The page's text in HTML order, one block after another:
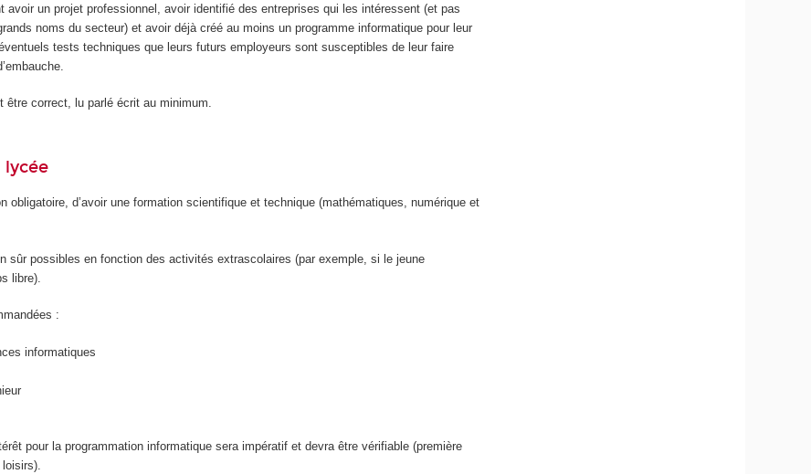
avoir un projet professionnel, avoir identifié des entreprises qui les intéressent (et pas
noms du secteur) et avoir déjà créé au moins un programme informatique pour leur
tests techniques que leurs futurs employeurs sont susceptibles de leur faire
être correct, lu parlé écrit au minimum.
lycée
obligatoire, d’avoir une formation scientifique et technique (mathématiques, numérique et
sûr possibles en fonction des activités extrascolaires (par exemple, si le jeune
libre).
:
informatiques
pour la programmation informatique sera impératif et devra être vérifiable (première